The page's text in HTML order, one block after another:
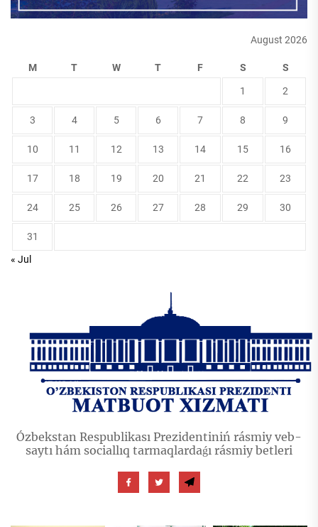
August 2026
M T W T F S S
1 2
3 4 5 6 7 8 9
10 11 12 13 14 15 16
17 18 19 20 21 22 23
24 25 26 27 28 29 30
31
« Jul
Ózbekstan Respublikası Prezidentiniń rásmiy veb-
saytı hám sociallıq tarmaqlardaǵı rásmiy betleri